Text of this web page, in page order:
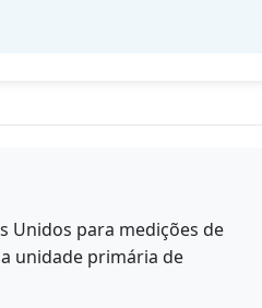
Unidos para medições de
unidade primária de